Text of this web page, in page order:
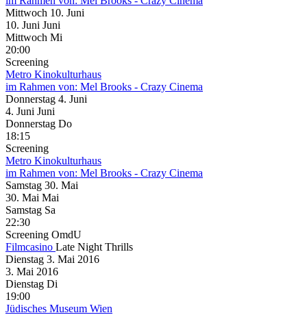
Mittwoch 10. Juni
10. Juni Juni
Mittwoch Mi
20:00
Screening
Metro Kinokulturhaus
im Rahmen von: Mel Brooks - Crazy Cinema
Donnerstag 4. Juni
4. Juni Juni
Donnerstag Do
18:15
Screening
Metro Kinokulturhaus
im Rahmen von: Mel Brooks - Crazy Cinema
Samstag 30. Mai
30. Mai Mai
Samstag Sa
22:30
Screening OmdU
Filmcasino Late Night Thrills
Dienstag 3. Mai 2016
3. Mai 2016
Dienstag Di
19:00
Jüdisches Museum Wien